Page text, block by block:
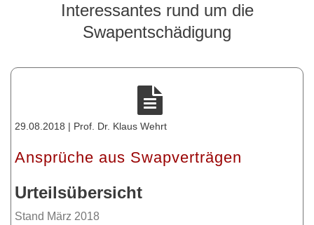
Interessantes rund um die
Swapentschädigung
29.08.2018 | Prof. Dr. Klaus Wehrt
Ansprüche aus Swapverträgen
Urteilsübersicht
Stand März 2018